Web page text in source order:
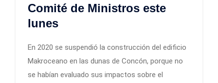
Comité de Ministros este
lunes
En 2020 se suspendió la construcción del edificio
Makroceano en las dunas de Concón, porque no
se habían evaluado sus impactos sobre el